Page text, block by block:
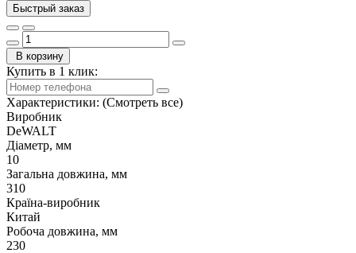
Быстрый заказ
В корзину
Купить в 1 клик:
Характеристики: (Смотреть все)
Виробник
DeWALT
Діаметр, мм
10
Загальна довжина, мм
310
Країна-виробник
Китай
Робоча довжина, мм
230